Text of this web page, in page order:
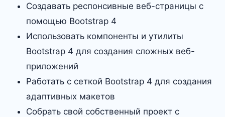
Создавать респонсивные веб-страницы с
помощью Bootstrap 4
Использовать компоненты и утилиты
Bootstrap 4 для создания сложных веб-
приложений
Работать с сеткой Bootstrap 4 для создания
адаптивных макетов
Собрать свой собственный проект с